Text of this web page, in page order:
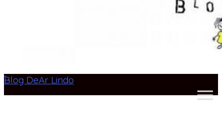
Blog DeAr Lindo